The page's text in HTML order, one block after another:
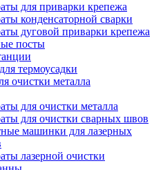
для приварки крепежа
конденсаторной сварки
дуговой приварки крепежа
посты
термоусадки
очистки металла
для очистки металла
для очистки сварных швов
машинки для лазерных
лазерной очистки